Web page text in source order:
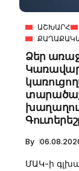
ԱՇԽԱՐՀ
Ձեր
By
ՄԱԿ-ի